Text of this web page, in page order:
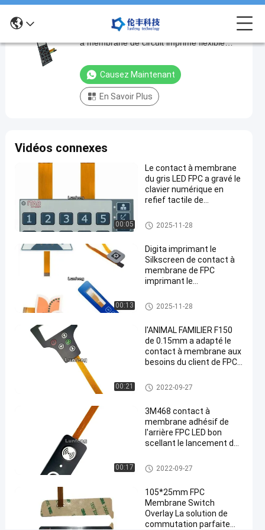
3.3V
Voltage
Commutateur
de
circuit
flexible
avec
polyester
ou
polycarbonate
membrane
de FPC
2025-
05-21
points
de vue
Causez
#
Commutateur
commutateur
tactile
adhésif de
métal de 3M
467
#
3.3V Voltage du conducteur Commutateur
à membrane de circuit imprimé flexible
Causez Maintenant
En Savoir Plus
Vidéos connexes
00:05
Le contact à membrane
du gris LED FPC a gravé le
clavier numérique en
refief tactile de
Contact à membrane de FPC
2025-11-28
00:13
Digita imprimant le
Silkscreen de contact à
membrane de FPC
imprimant le
numérique d'EBG180
Digital
Contact à membrane de FPC
2025-11-28
00:21
l'ANIMAL FAMILIER F150
de 0.15mm a adapté le
contact à membrane aux
besoins du client de FPC
1.0mm Zif
Contact à membrane de FPC
2022-09-27
00:17
3M468 contact à
membrane adhésif de
l'arrière FPC LED bon
scellant le lancement de
Contact à membrane de FPC
2022-09-27
105*25mm FPC
Membrane Switch
Overlay La solution de
commutation parfaite